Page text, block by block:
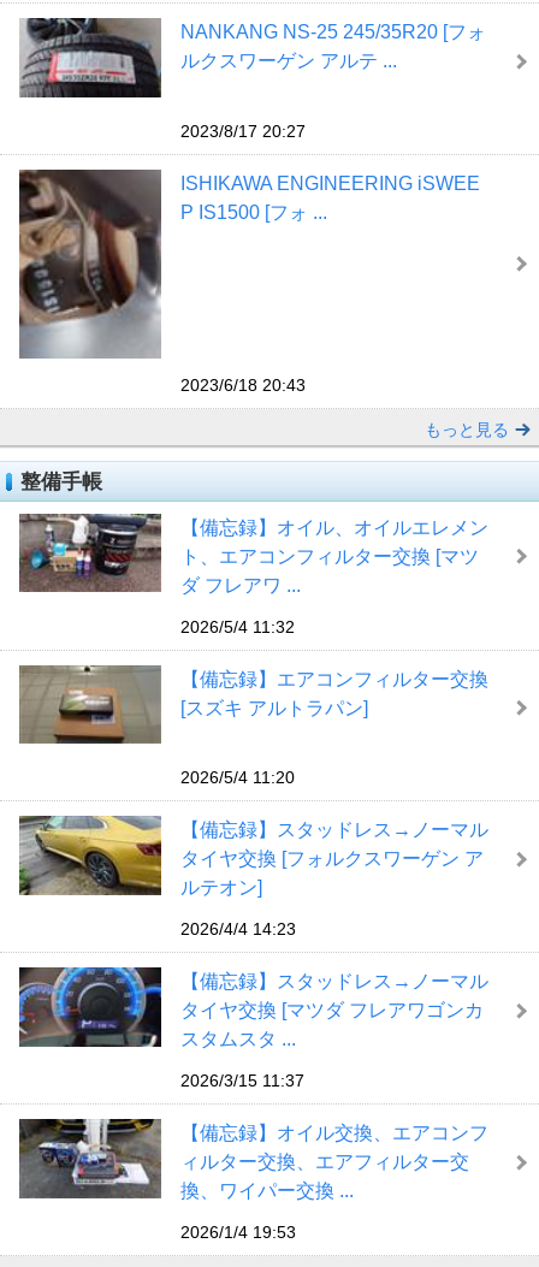
NANKANG NS-25 245/35R20 [フォ
ルクスワーゲン アルテ ...
2023/8/17 20:27
ISHIKAWA ENGINEERING iSWEE
P IS1500 [フォ ...
2023/6/18 20:43
もっと見る
整備手帳
【備忘録】オイル、オイルエレメン
ト、エアコンフィルター交換 [マツ
ダ フレアワ ...
2026/5/4 11:32
【備忘録】エアコンフィルター交換
[スズキ アルトラパン]
2026/5/4 11:20
【備忘録】スタッドレス→ノーマル
タイヤ交換 [フォルクスワーゲン ア
ルテオン]
2026/4/4 14:23
【備忘録】スタッドレス→ノーマル
タイヤ交換 [マツダ フレアワゴンカ
スタムスタ ...
2026/3/15 11:37
【備忘録】オイル交換、エアコンフ
ィルター交換、エアフィルター交
換、ワイパー交換 ...
2026/1/4 19:53